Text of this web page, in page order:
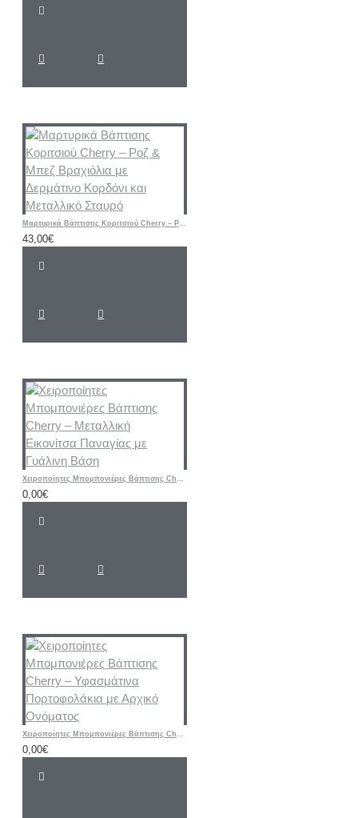
Μαρτυρικά Βάπτισης Κοριτσιού Cherry – Ροζ & Μπεζ Βραχιόλια με Δερμάτινο Κορδόνι και Μεταλλικό Σταυρό
43,00€
Χειροποίητες Μπομπονιέρες Βάπτισης Cherry – Μεταλλική Εικονίτσα Παναγίας με Γυάλινη Βάση
0,00€
Χειροποίητες Μπομπονιέρες Βάπτισης Cherry – Υφασμάτινα Πορτοφολάκια με Αρχικό Ονόματος
0,00€